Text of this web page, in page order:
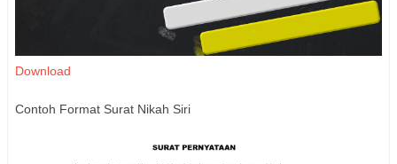
Download
Contoh Format Surat Nikah Siri